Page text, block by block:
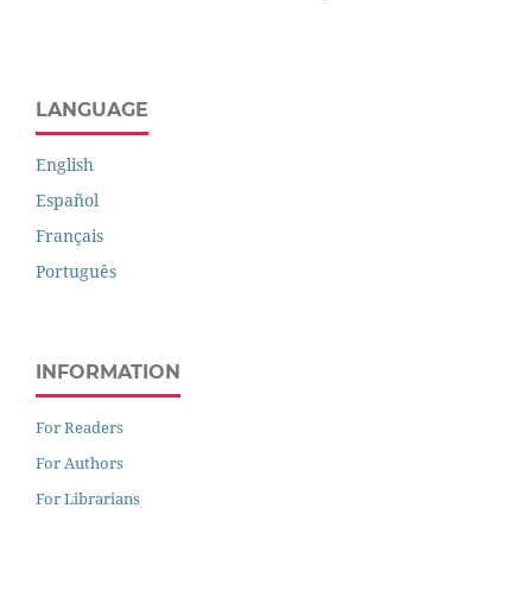
LANGUAGE
English
Español
Français
Português
INFORMATION
For Readers
For Authors
For Librarians